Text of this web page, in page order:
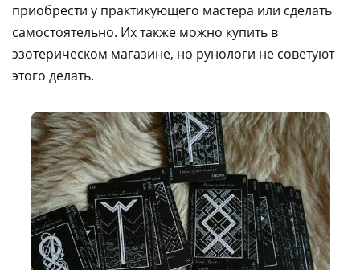
приобрести у практикующего мастера или сделать
самостоятельно. Их также можно купить в
эзотерическом магазине, но рунологи не советуют
этого делать.